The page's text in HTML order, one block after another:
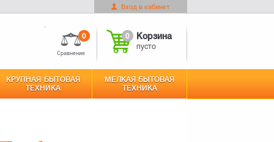
Вход в кабинет
Сравнение
0 0 Корзина
пусто
КРУПНАЯ БЫТОВАЯ
ТЕХНИКА
МЕЛКАЯ БЫТОВАЯ
ТЕХНИКА